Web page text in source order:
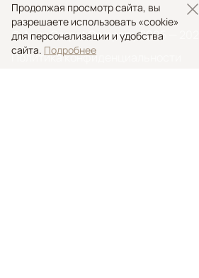
© Ansy Carpet Company 2005 — 2026
Политика конфиденциальности
Продолжая просмотр сайта, вы
разрешаете использовать «cookie»
для персонализации и удобства
сайта. Подробнее